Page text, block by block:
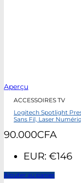
Aperçu
ACCESSOIRES TV
Logitech Spotlight
Sans Fil, Laser
90.000CFA
EUR: €146
Ajouter au panier